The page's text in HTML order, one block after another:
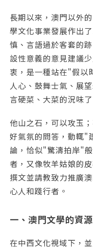
長期以來，澳門以外
學文化事業發展作出
慎、言語過於客套的
設性意義的意見建議
衷，是一種站在"假以
人心、鼓舞士氣、展
言硬菜、大菜的況味了
他山之石，可以攻玉
好氣氛的問答，動輒"
論，恰似"驚濤拍岸"
者，又像牧羊姑娘的
撰文並請教致力推廣
心人和踐行者。
一、澳門文學的資
在中西文化視域下，